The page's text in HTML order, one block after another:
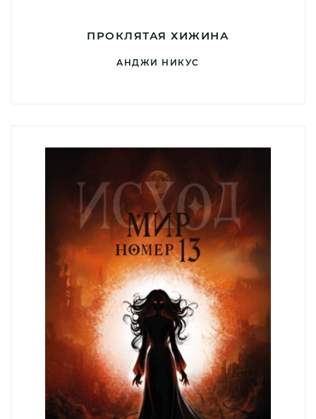
ПРОКЛЯТАЯ ХИЖИНА
АНДЖИ НИКУС